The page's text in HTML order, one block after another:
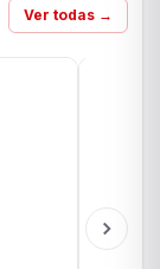
Ver todas →